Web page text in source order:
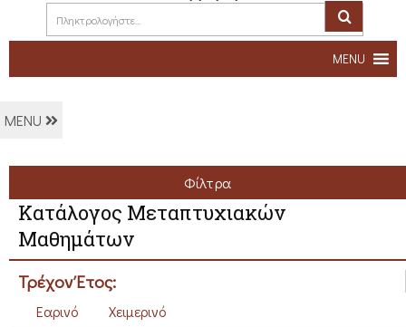
MENU
MENU
Φίλτρα
Κατάλογος Μεταπτυχιακών
Μαθημάτων
Τρέχον Έτος:
Εαρινό Χειμερινό